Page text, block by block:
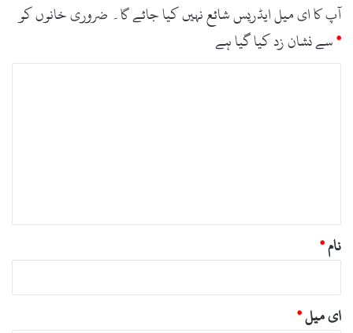
آپ کا ای میل ایڈریس شائع نہیں کیا جائے گا۔ ضروری خانوں کو
*سے نشان زد کیا گیا ہے
نام*
ای میل*